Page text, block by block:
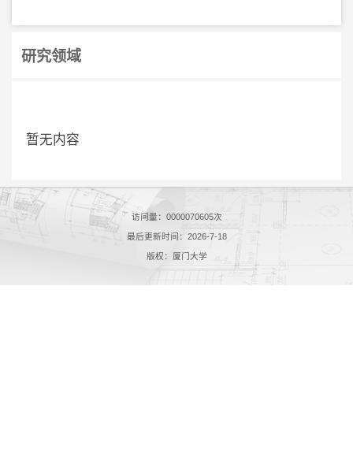
研究领域
暂无内容
访问量： 0000070605次
最后更新时间： 2026-7-18
版权：厦门大学